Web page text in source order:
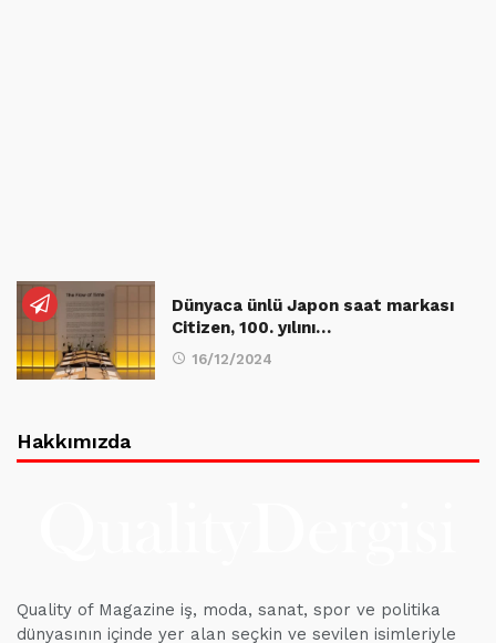
Dünyaca ünlü Japon saat markası
Citizen, 100. yılını…
16/12/2024
Hakkımızda
Quality of Magazine iş, moda, sanat, spor ve politika
dünyasının içinde yer alan seçkin ve sevilen isimleriyle